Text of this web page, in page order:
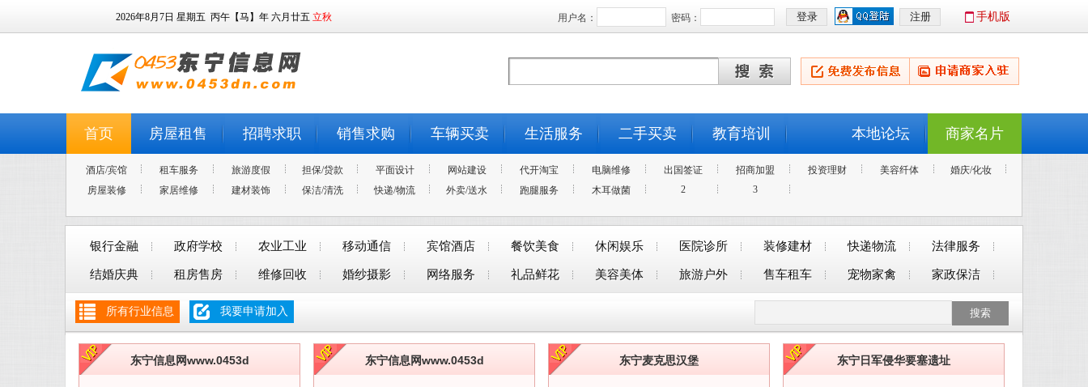
2026年8月7日 星期五 丙午【马】年 六月廿五 立秋 用户名： 密码： 手机版
首页 房屋租售 招聘求职 销售求购 车辆买卖 生活服务 二手买卖 教育培训 商家名片
本地论坛
酒店/宾馆 租车服务 旅游度假 担保/贷款 平面设计 网站建设 代开淘宝 电脑维修 出国签证 招商加盟 投资理财 美容纤体
婚庆/化妆
房屋装修
家居维修 建材装饰 保洁/清洗 快递/物流 外卖/送水 跑腿服务 木耳做菌 2 3
银行金融 政府学校 农业工业 移动通信 宾馆酒店 餐饮美食 休闲娱乐 医院诊所 装修建材 快递物流 法律服务
结婚庆典 租房售房 维修回收 婚纱摄影 网络服务 礼品鲜花 美容美体 旅游户外 售车租车 宠物家禽 家政保洁
所有行业信息 我要申请加入
东宁信息网www.0453d 东宁信息网www.0453d 东宁麦克思汉堡 东宁日军侵华要塞遗址